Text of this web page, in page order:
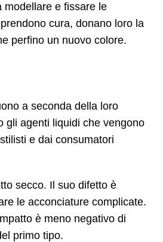
modellare e fissare le
cura, donano loro la
perfino un nuovo colore.
a seconda della loro
gli agenti liquidi che vengono
e dai consumatori
secco. Il suo difetto è
le acconciature complicate.
è meno negativo di
primo tipo.